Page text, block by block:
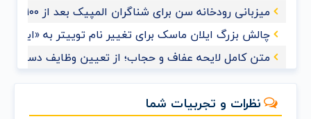
میزبانی رودخانه سن برای شناگران المپیک بعد از ۱۰۰ سال
چالش بزرگ ایلان ماسک برای تغییر نام توییتر به «ایکس»
متن کامل لایحه عفاف و حجاب؛ از تعیین وظایف
نظرات و تجربیات شما